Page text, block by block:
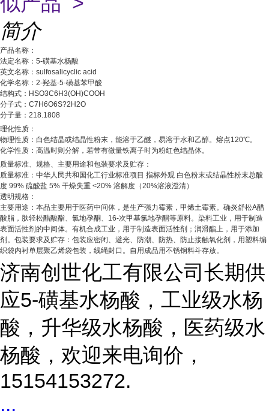
简介
产品名称：
法定名称：5-磺基水杨酸
英文名称：sulfosalicyclic acid
化学名称：2-羟基-5-磺基苯甲酸
结构式：HSO3C6H3(OH)COOH
分子式：C7H6O6S?2H2O
分子量：218.1808
理化性质：
物理性质：白色结晶或结晶性粉末，能溶于乙醚，易溶于水和乙醇。熔点120℃。
化学性质：高温时则分解，若带有微量铁离子时为粉红色结晶体。
质量标准、规格、主要用途和包装要求及贮存：
质量标准：中华人民共和国化工行业标准项目 指标外观 白色粉末或结晶性粉末总酸
度 99% 硫酸盐 5% 干燥失重 <20% 溶解度（20%溶液澄清）
透明规格：
主要用途：本品主要用于医药中间体，是生产强力霉素，甲烯土霉素。确炎舒松A醋
酸脂，肤轻松醋酸酯、氯地孕酮、16-次甲基氯地孕酮等原料。染料工业，用于制造
表面活性剂的中间体。有机合成工业，用于制造表面活性剂；润滑酯上，用于添加
剂。包装要求及贮存：包装应密闭、避光、防潮、防热、防止接触氧化剂，用塑料编
织袋内衬单层聚乙烯袋包装，线绳封口。自用成品用不锈钢料斗存放。
济南创世化工有限公司长期供
应5-磺基水杨酸，工业级水杨
酸，升华级水杨酸，医药级水
杨酸，欢迎来电询价，
15154153272.
...